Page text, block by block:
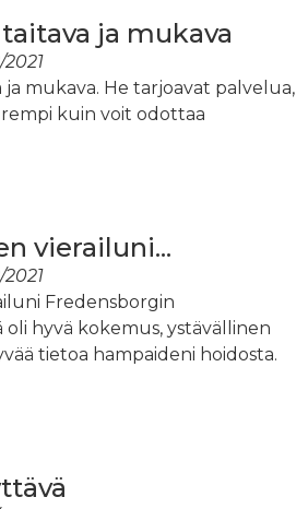
ja mukava
ja mukava. He tarjoavat palvelua,
kuin voit odottaa
vierailuni...
Fredensborgin
oli hyvä kokemus, ystävällinen
tietoa hampaideni hoidosta.